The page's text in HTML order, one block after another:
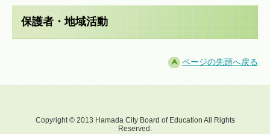
保護者・地域活動
ページの先頭へ戻る
Copyright © 2013 Hamada City Board of Education All Rights
Reserved.